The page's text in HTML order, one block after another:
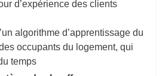
d’expérience des clients
algorithme d’apprentissage du
occupants du logement, qui
temps